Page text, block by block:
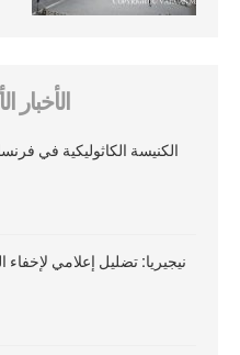
الأخبار
الكنيسة الكاثوليكية في
نيجيريا: تضليل إعلامي